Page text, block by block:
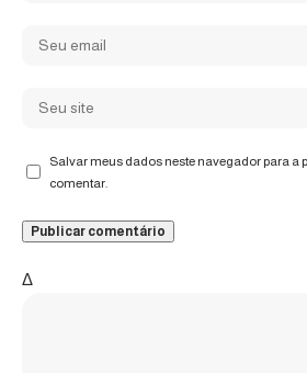
Salvar meus dados neste navegador para a
comentar.
Δ